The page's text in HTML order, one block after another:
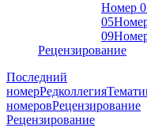
Номер
05
09
Рецензирование
Последний
номерРедколлегия
номеровРецензирование
Рецензирование